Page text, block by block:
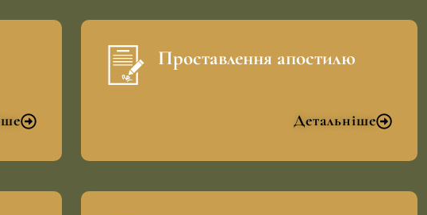
Проставлення апостилю
Детальніше